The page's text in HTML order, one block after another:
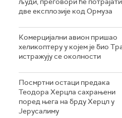
две експлозије код Ормуза
Комерцијални авион пришао
хеликоптеру у којем је био
истражују се околности
Посмртни остаци предака
Теодора Херцла сахрањени
поред њега на брду Херцл у
Јерусалиму